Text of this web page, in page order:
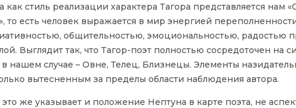
стиль реализации характера Тагора представляется нам
то есть человек выражается в мир энергией
общительностью, эмоциональностью, радостью
Выглядит так, что Тагор-поэт полностью сосредоточен на
в нашем случае – Овне, Телец, Близнецы. Элементы
вытесненным за пределы области наблюдения автора.
же указывает и положение Нептуна в карте поэта, не